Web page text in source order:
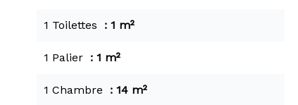
1 Toilettes 1 m²
1 Palier 1 m²
1 Chambre 14 m²